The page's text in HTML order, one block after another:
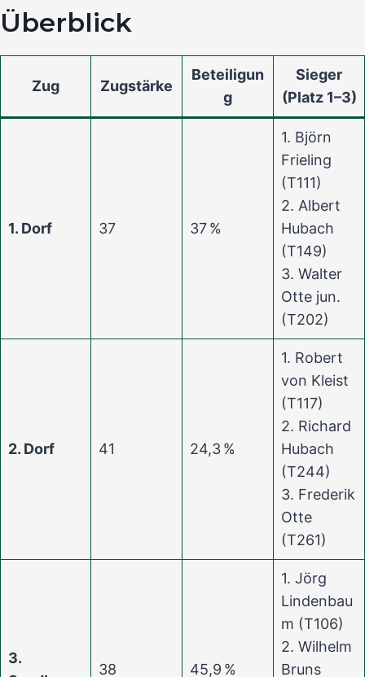
Überblick
Zug Zugstärke
Beteiligun
g
Sieger
(Platz 1–3)
1. Dorf 37 37 %
1. Björn
Frieling
(T111)
2. Albert
Hubach
(T149)
3. Walter
Otte jun.
(T202)
2. Dorf 41 24,3 %
1. Robert
von Kleist
(T117)
2. Richard
Hubach
(T244)
3. Frederik
Otte
(T261)
3.
38 45,9 %
1. Jörg
Lindenbau
m (T106)
2. Wilhelm
Bruns